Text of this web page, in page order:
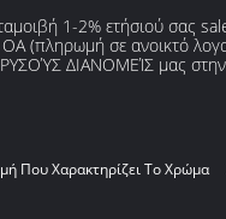
1-2% ετήσιού σας
(πληρωμή σε ανοικτό
ΔΙΑΝΟΜΕΊΣ μας στην
Που Χαρακτηρίζει Το Χρώμα